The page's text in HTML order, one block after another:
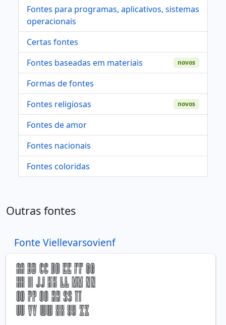
Fontes para programas, aplicativos, sistemas
operacionais
Certas fontes
Fontes baseadas em materiais
novos
Formas de fontes
Fontes religiosas
novos
Fontes de amor
Fontes nacionais
Fontes coloridas
Outras fontes
Fonte Viellevarsovienf